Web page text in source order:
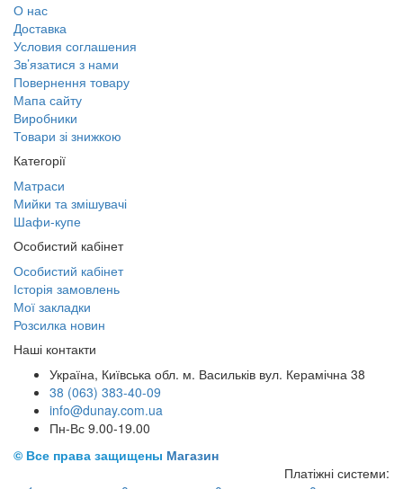
О нас
Доставка
Условия соглашения
Зв’язатися з нами
Повернення товару
Мапа сайту
Виробники
Товари зі знижкою
Категорії
Матраси
Мийки та змішувачі
Шафи-купе
Особистий кабінет
Особистий кабінет
Історія замовлень
Мої закладки
Розсилка новин
Наші контакти
Україна, Київська обл. м. Васильків вул. Керамічна 38
38 (063) 383-40-09
info@dunay.com.ua
Пн-Вс 9.00-19.00
© Все права защищены Магазин
Платіжні системи: